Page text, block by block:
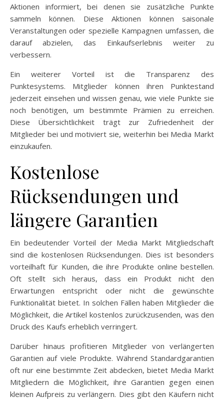
Aktionen informiert, bei denen sie zusätzliche Punkte
sammeln können. Diese Aktionen können saisonale
Veranstaltungen oder spezielle Kampagnen umfassen, die
darauf abzielen, das Einkaufserlebnis weiter zu
verbessern.
Ein weiterer Vorteil ist die Transparenz des
Punktesystems. Mitglieder können ihren Punktestand
jederzeit einsehen und wissen genau, wie viele Punkte sie
noch benötigen, um bestimmte Prämien zu erreichen.
Diese Übersichtlichkeit trägt zur Zufriedenheit der
Mitglieder bei und motiviert sie, weiterhin bei Media Markt
einzukaufen.
Kostenlose
Rücksendungen und
längere Garantien
Ein bedeutender Vorteil der Media Markt Mitgliedschaft
sind die kostenlosen Rücksendungen. Dies ist besonders
vorteilhaft für Kunden, die ihre Produkte online bestellen.
Oft stellt sich heraus, dass ein Produkt nicht den
Erwartungen entspricht oder nicht die gewünschte
Funktionalität bietet. In solchen Fällen haben Mitglieder die
Möglichkeit, die Artikel kostenlos zurückzusenden, was den
Druck des Kaufs erheblich verringert.
Darüber hinaus profitieren Mitglieder von verlängerten
Garantien auf viele Produkte. Während Standardgarantien
oft nur eine bestimmte Zeit abdecken, bietet Media Markt
Mitgliedern die Möglichkeit, ihre Garantien gegen einen
kleinen Aufpreis zu verlängern. Dies gibt den Käufern nicht